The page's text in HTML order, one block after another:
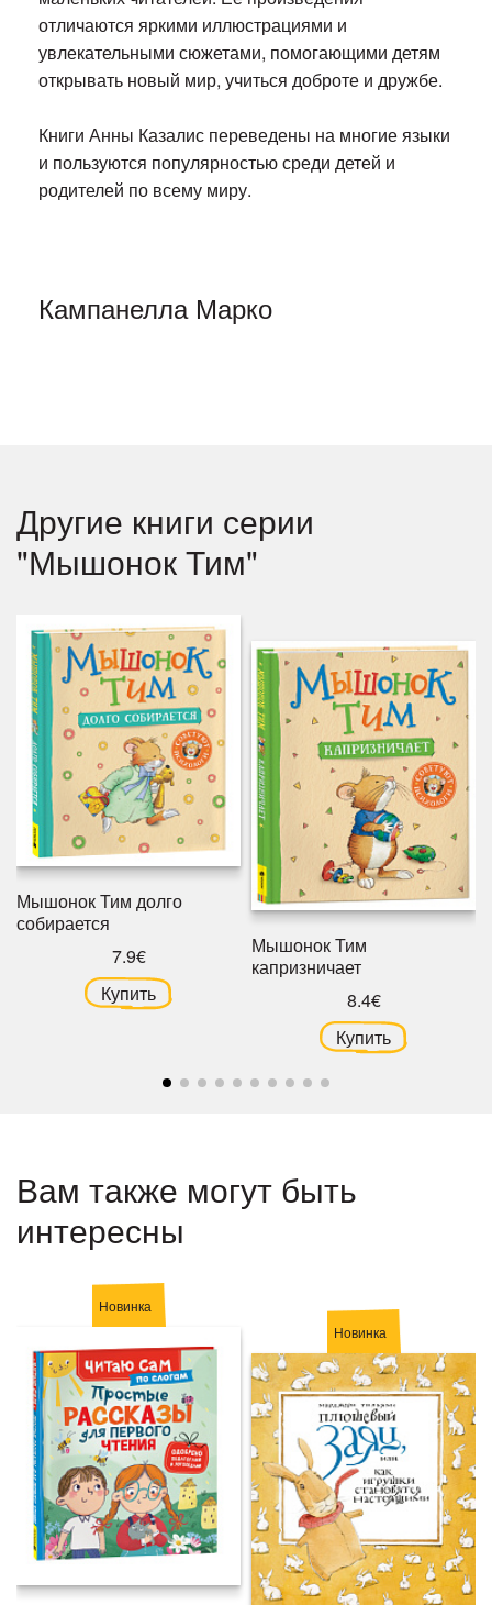
отличаются яркими иллюстрациями и
увлекательными сюжетами, помогающими детям
открывать новый мир, учиться доброте и дружбе.
Книги Анны Казалис переведены на многие языки
и пользуются популярностью среди детей и
родителей по всему миру.
Кампанелла Марко
Другие книги серии
"Мышонок Тим"
Мышонок Тим долго
собирается
7.9€
Купить
Мышонок Тим
капризничает
8.4€
Купить
Вам также могут быть
интересны
Новинка
Новинка